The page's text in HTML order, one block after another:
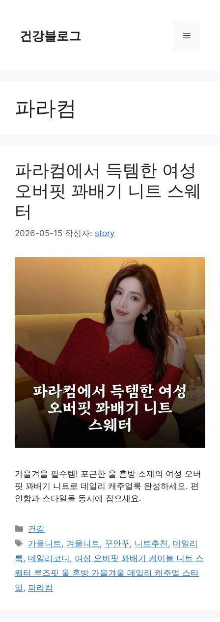
건강블로그 메
파라컴
파라컴에서 득템한 여성
오버핏 꽈배기 니트 스웨
터
2026-05-15 작성자: story
가을겨울 필수템! 포근한 울 혼방 소재의 여성 오버
핏 꽈배기 니트로 데일리 캐주얼룩 완성하세요. 편
안함과 스타일을 동시에 잡으세요.
카
테
고
리
건강
태
그
가을니트 , 겨울니트 , 꾸안꾸, 니트추천 ,데일리
룩, 데일리코디 , 여성 오버핏 꽈배기 케이블 니트 스
웨터 루즈핏 울 혼방 가을겨울 데일리 캐주얼 스타
일 , 파라컴